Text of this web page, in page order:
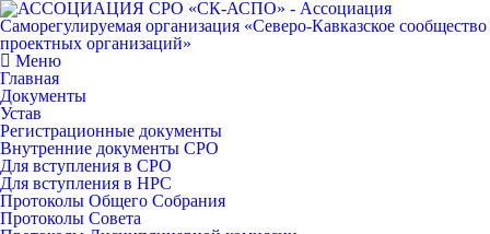
Меню
Главная
Документы
Устав
Регистрационные документы
Внутренние документы СРО
Для вступления в СРО
Для вступления в НРС
Протоколы Общего Собрания
Протоколы Совета